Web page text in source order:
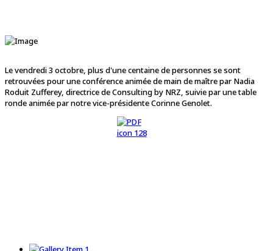
Le vendredi 3 octobre, plus d'une centaine de personnes se sont
retrouvées pour une conférence animée de main de maître par Nadia
Roduit Zufferey, directrice de Consulting by NRZ, suivie par une table
ronde animée par notre vice-présidente Corinne Genolet.